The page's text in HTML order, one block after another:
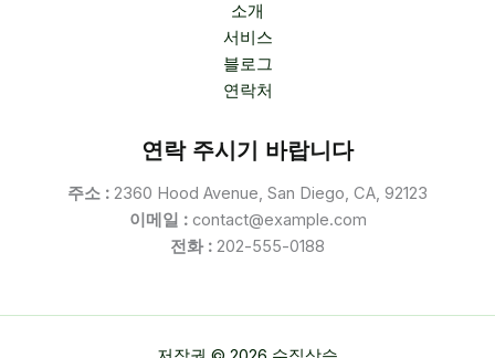
소개
서비스
블로그
연락처
연락 주시기 바랍니다
주소 : 2360 Hood Avenue, San Diego, CA, 92123
이메일 : contact@example.com
전화 : 202-555-0188